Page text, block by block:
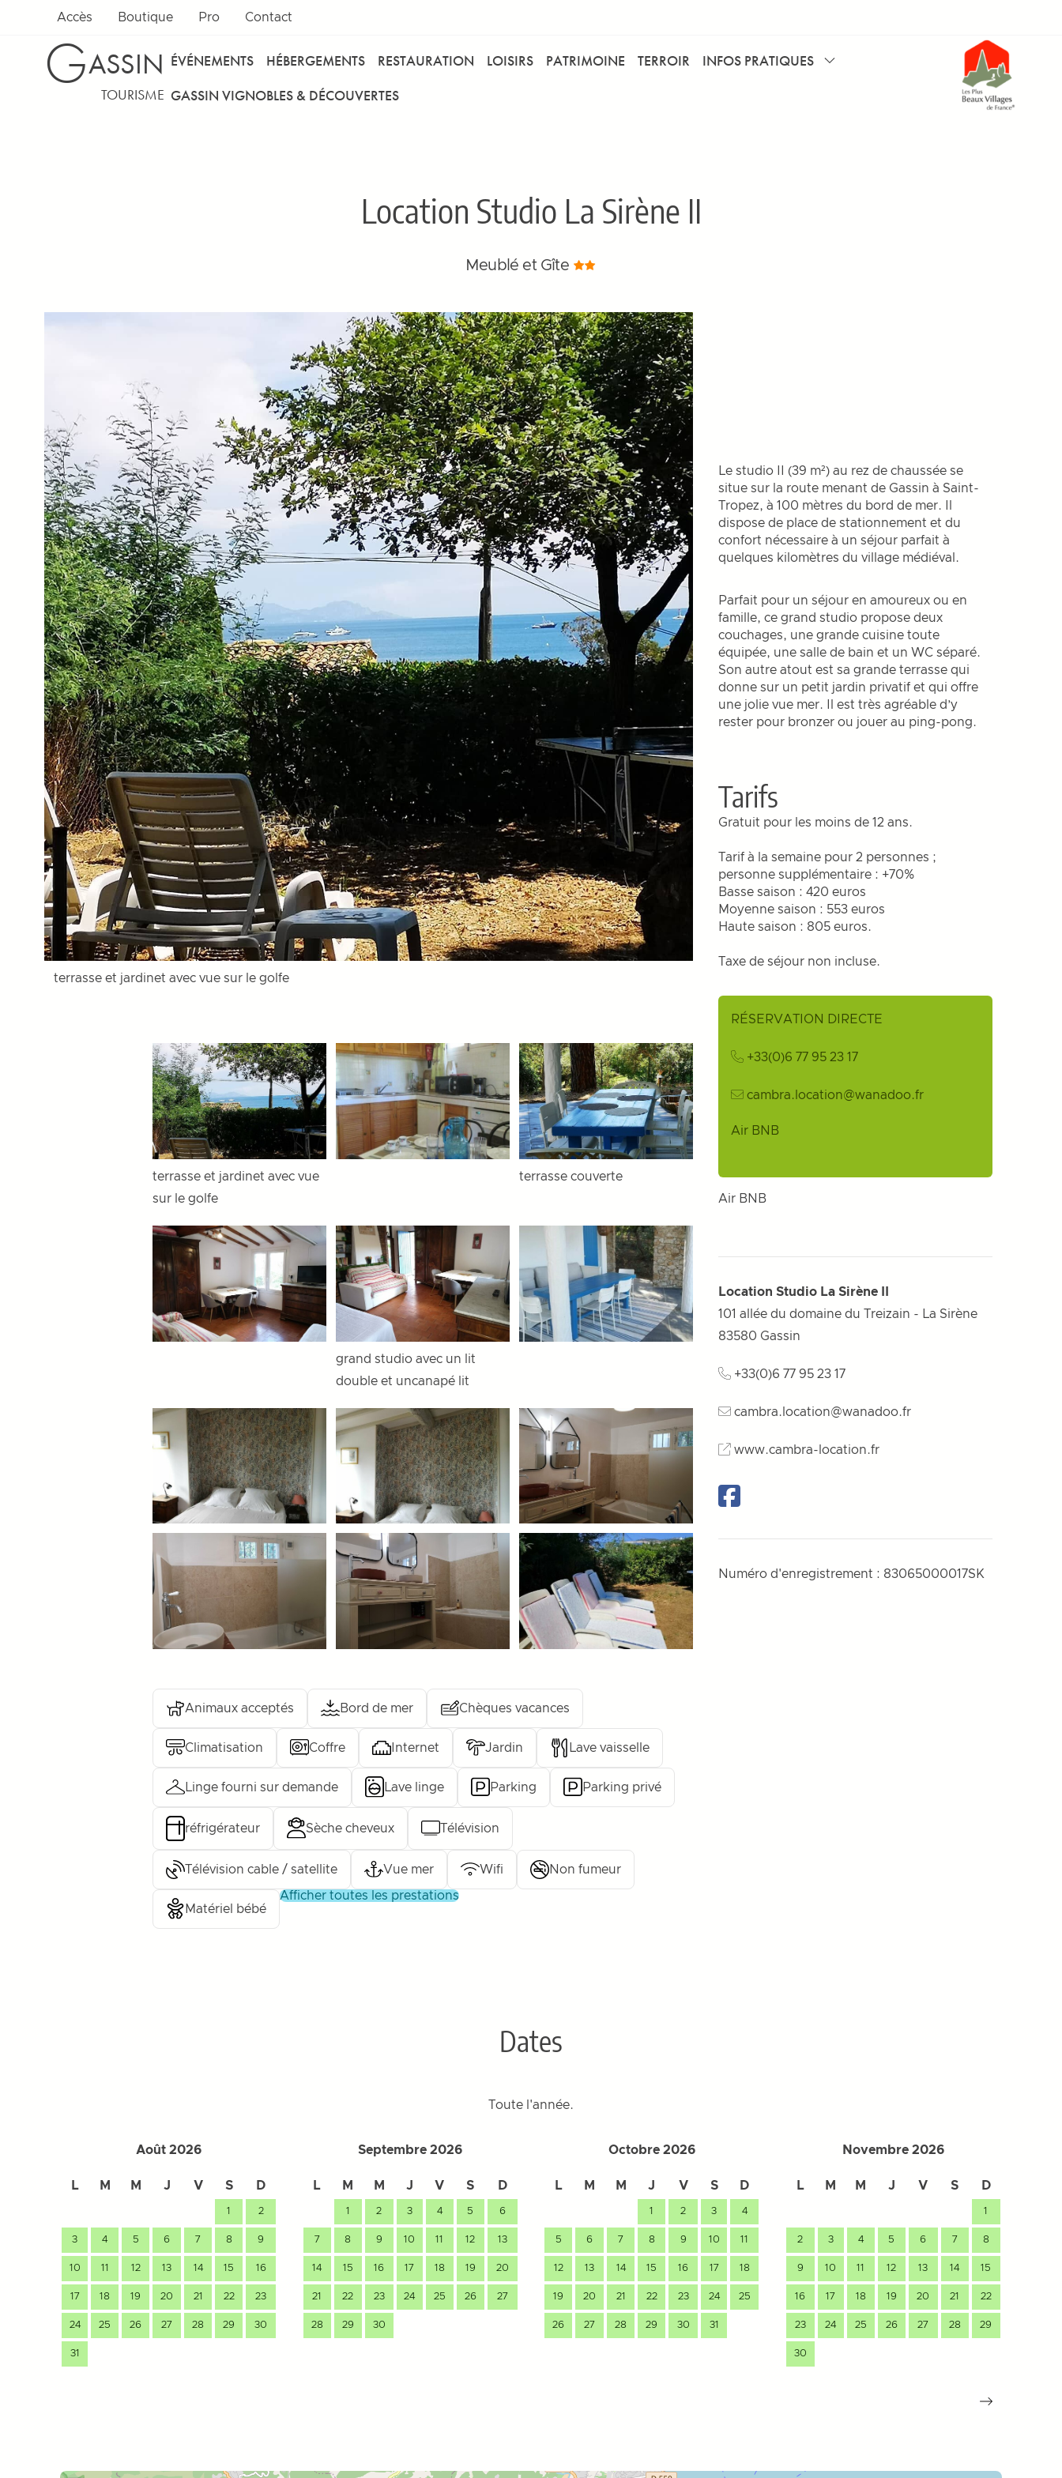
Accès Boutique Pro Contact
GASSIN
TOURISME
ÉVÉNEMENTS HÉBERGEMENTS RESTAURATION LOISIRS PATRIMOINE TERROIR
INFOS PRATIQUES
GASSIN VIGNOBLES & DÉCOUVERTES
Location Studio La Sirène II
Meublé et Gîte
terrasse et jardinet avec vue sur le golfe
terrasse et jardinet avec vue
sur le golfe
terrasse couverte
grand studio avec un lit
double et uncanapé lit
Animaux acceptés Bord de mer Chèques vacances
Climatisation Coffre Internet Jardin Lave vaisselle
Linge fourni sur demande Lave linge Parking Parking privé
réfrigérateur Sèche cheveux Télévision
Télévision cable / satellite Vue mer Wifi Non fumeur
Matériel bébé
afficher toutes les prestations
Le studio II (39 m²) au rez de chaussée se
situe sur la route menant de Gassin à Saint-
Tropez, à 100 mètres du bord de mer. Il
dispose de place de stationnement et du
confort nécessaire à un séjour parfait à
quelques kilomètres du village médiéval.
Parfait pour un séjour en amoureux ou en
famille, ce grand studio propose deux
couchages, une grande cuisine toute
équipée, une salle de bain et un WC séparé.
Son autre atout est sa grande terrasse qui
donne sur un petit jardin privatif et qui offre
une jolie vue mer. Il est très agréable d’y
rester pour bronzer ou jouer au ping-pong.
Tarifs
Gratuit pour les moins de 12 ans.
Tarif à la semaine pour 2 personnes ;
personne supplémentaire : +70%
Basse saison : 420 euros
Moyenne saison : 553 euros
Haute saison : 805 euros.
Taxe de séjour non incluse.
RÉSERVATION DIRECTE
+33(0)6 77 95 23 17
cambra.location@wanadoo.fr
Air BNB
Air BNB
Location Studio La Sirène II
101 allée du domaine du Treizain - La Sirène
83580 Gassin
+33(0)6 77 95 23 17
cambra.location@wanadoo.fr
www.cambra-location.fr
Facebook
Numéro d'enregistrement : 83065000017SK
Dates
Toute l'année.
Août 2026
L M M J V S D
1 2
3 4 5 6 7 8 9
10 11 12 13 14 15 16
17 18 19 20 21 22 23
24 25 26 27 28 29 30
31
Septembre 2026
L M M J V S D
1 2 3 4 5 6
7 8 9 10 11 12 13
14 15 16 17 18 19 20
21 22 23 24 25 26 27
28 29 30
Octobre 2026
L M M J V S D
1 2 3 4
5 6 7 8 9 10 11
12 13 14 15 16 17 18
19 20 21 22 23 24 25
26 27 28 29 30 31
Novembre 2026
L M M J V S D
1
2 3 4 5 6 7 8
9 10 11 12 13 14 15
16 17 18 19 20 21 22
23 24 25 26 27 28 29
30